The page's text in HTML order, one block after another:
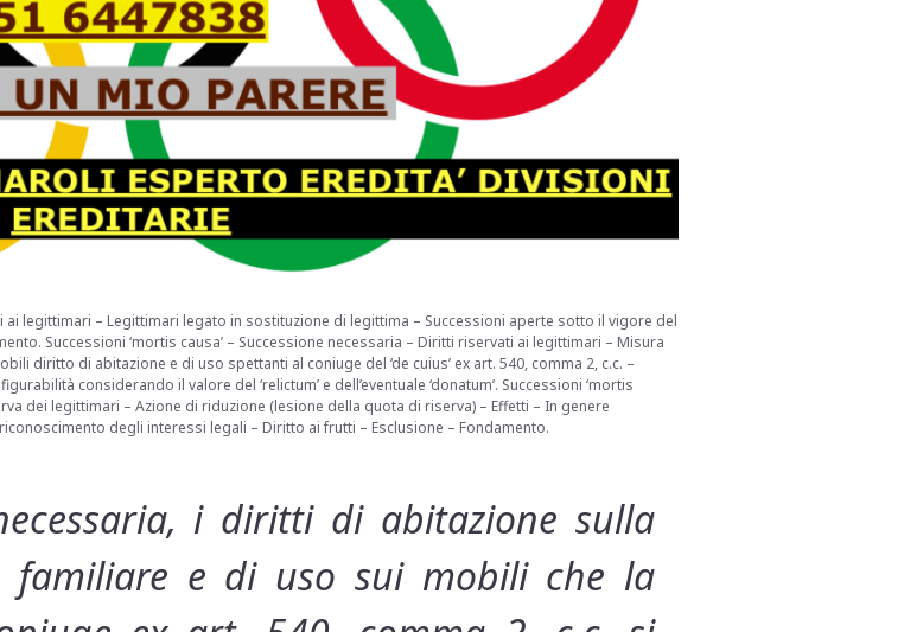
ai legittimari – Legittimari legato in sostituzione di legittima – Successioni aperte sotto il vigore del
Successioni ‘mortis causa’ – Successione necessaria – Diritti riservati ai legittimari – Misura
diritto di abitazione e di uso spettanti al coniuge del ‘de cuius’ ex art. 540, comma 2, c.c. –
considerando il valore del ‘relictum’ e dell’eventuale ‘donatum’. Successioni ‘mortis
dei legittimari – Azione di riduzione (lesione della quota di riserva) – Effetti – In genere
degli interessi legali – Diritto ai frutti – Esclusione – Fondamento.
i diritti di abitazione sulla
familiare e di uso sui mobili che la